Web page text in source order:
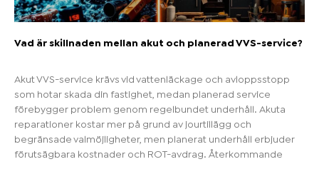
Vad är skillnaden mellan akut och planerad VVS-service?
Akut VVS-service krävs vid vattenläckage och avloppsstopp
som hotar skada din fastighet, medan planerad service
förebygger problem genom regelbundet underhåll. Akuta
reparationer kostar mer på grund av jourtillägg och
begränsade valmöjligheter, men planerat underhåll erbjuder
förutsägbara kostnader och ROT-avdrag. Återkommande